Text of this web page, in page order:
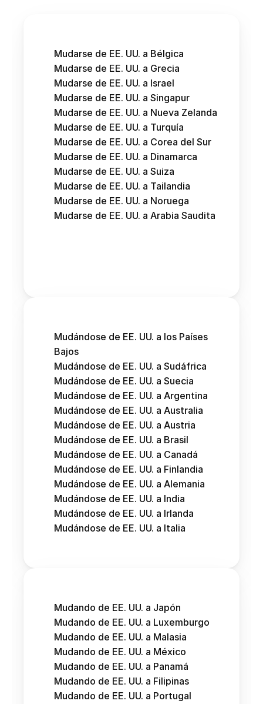
Mudarse de EE. UU. a Bélgica
Mudarse de EE. UU. a Grecia
Mudarse de EE. UU. a Israel
Mudarse de EE. UU. a Singapur
Mudarse de EE. UU. a Nueva Zelanda
Mudarse de EE. UU. a Turquía
Mudarse de EE. UU. a Corea del Sur
Mudarse de EE. UU. a Dinamarca
Mudarse de EE. UU. a Suiza
Mudarse de EE. UU. a Tailandia
Mudarse de EE. UU. a Noruega
Mudarse de EE. UU. a Arabia Saudita
Mudándose de EE. UU. a los Países
Bajos
Mudándose de EE. UU. a Sudáfrica
Mudándose de EE. UU. a Suecia
Mudándose de EE. UU. a Argentina
Mudándose de EE. UU. a Australia
Mudándose de EE. UU. a Austria
Mudándose de EE. UU. a Brasil
Mudándose de EE. UU. a Canadá
Mudándose de EE. UU. a Finlandia
Mudándose de EE. UU. a Alemania
Mudándose de EE. UU. a India
Mudándose de EE. UU. a Irlanda
Mudándose de EE. UU. a Italia
Mudando de EE. UU. a Japón
Mudando de EE. UU. a Luxemburgo
Mudando de EE. UU. a Malasia
Mudando de EE. UU. a México
Mudando de EE. UU. a Panamá
Mudando de EE. UU. a Filipinas
Mudando de EE. UU. a Portugal